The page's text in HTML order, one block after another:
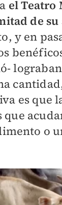
el Teatro
de su
y en
es que
que
o